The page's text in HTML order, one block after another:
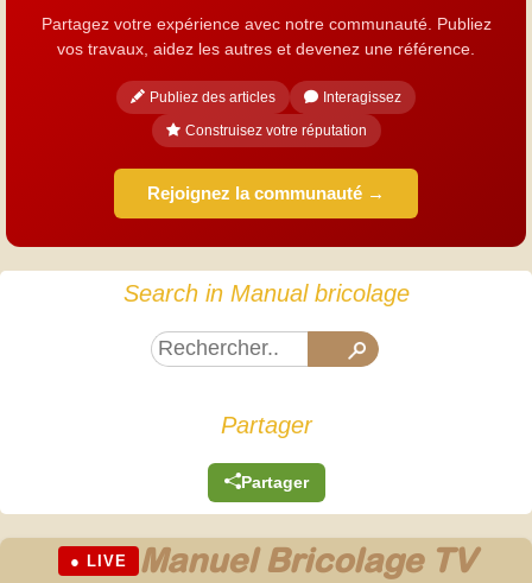
Partagez votre expérience avec notre communauté. Publiez
vos travaux, aidez les autres et devenez une référence.
Publiez des articles
Interagissez
Construisez votre réputation
Rejoignez la communauté →
Search in Manual bricolage
Partager
Partager
● LIVE Manuel Bricolage TV